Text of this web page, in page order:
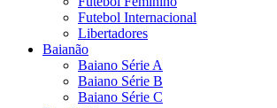
Futebol Internacional
Libertadores
Baianão
Baiano Série A
Baiano Série B
Baiano Série C